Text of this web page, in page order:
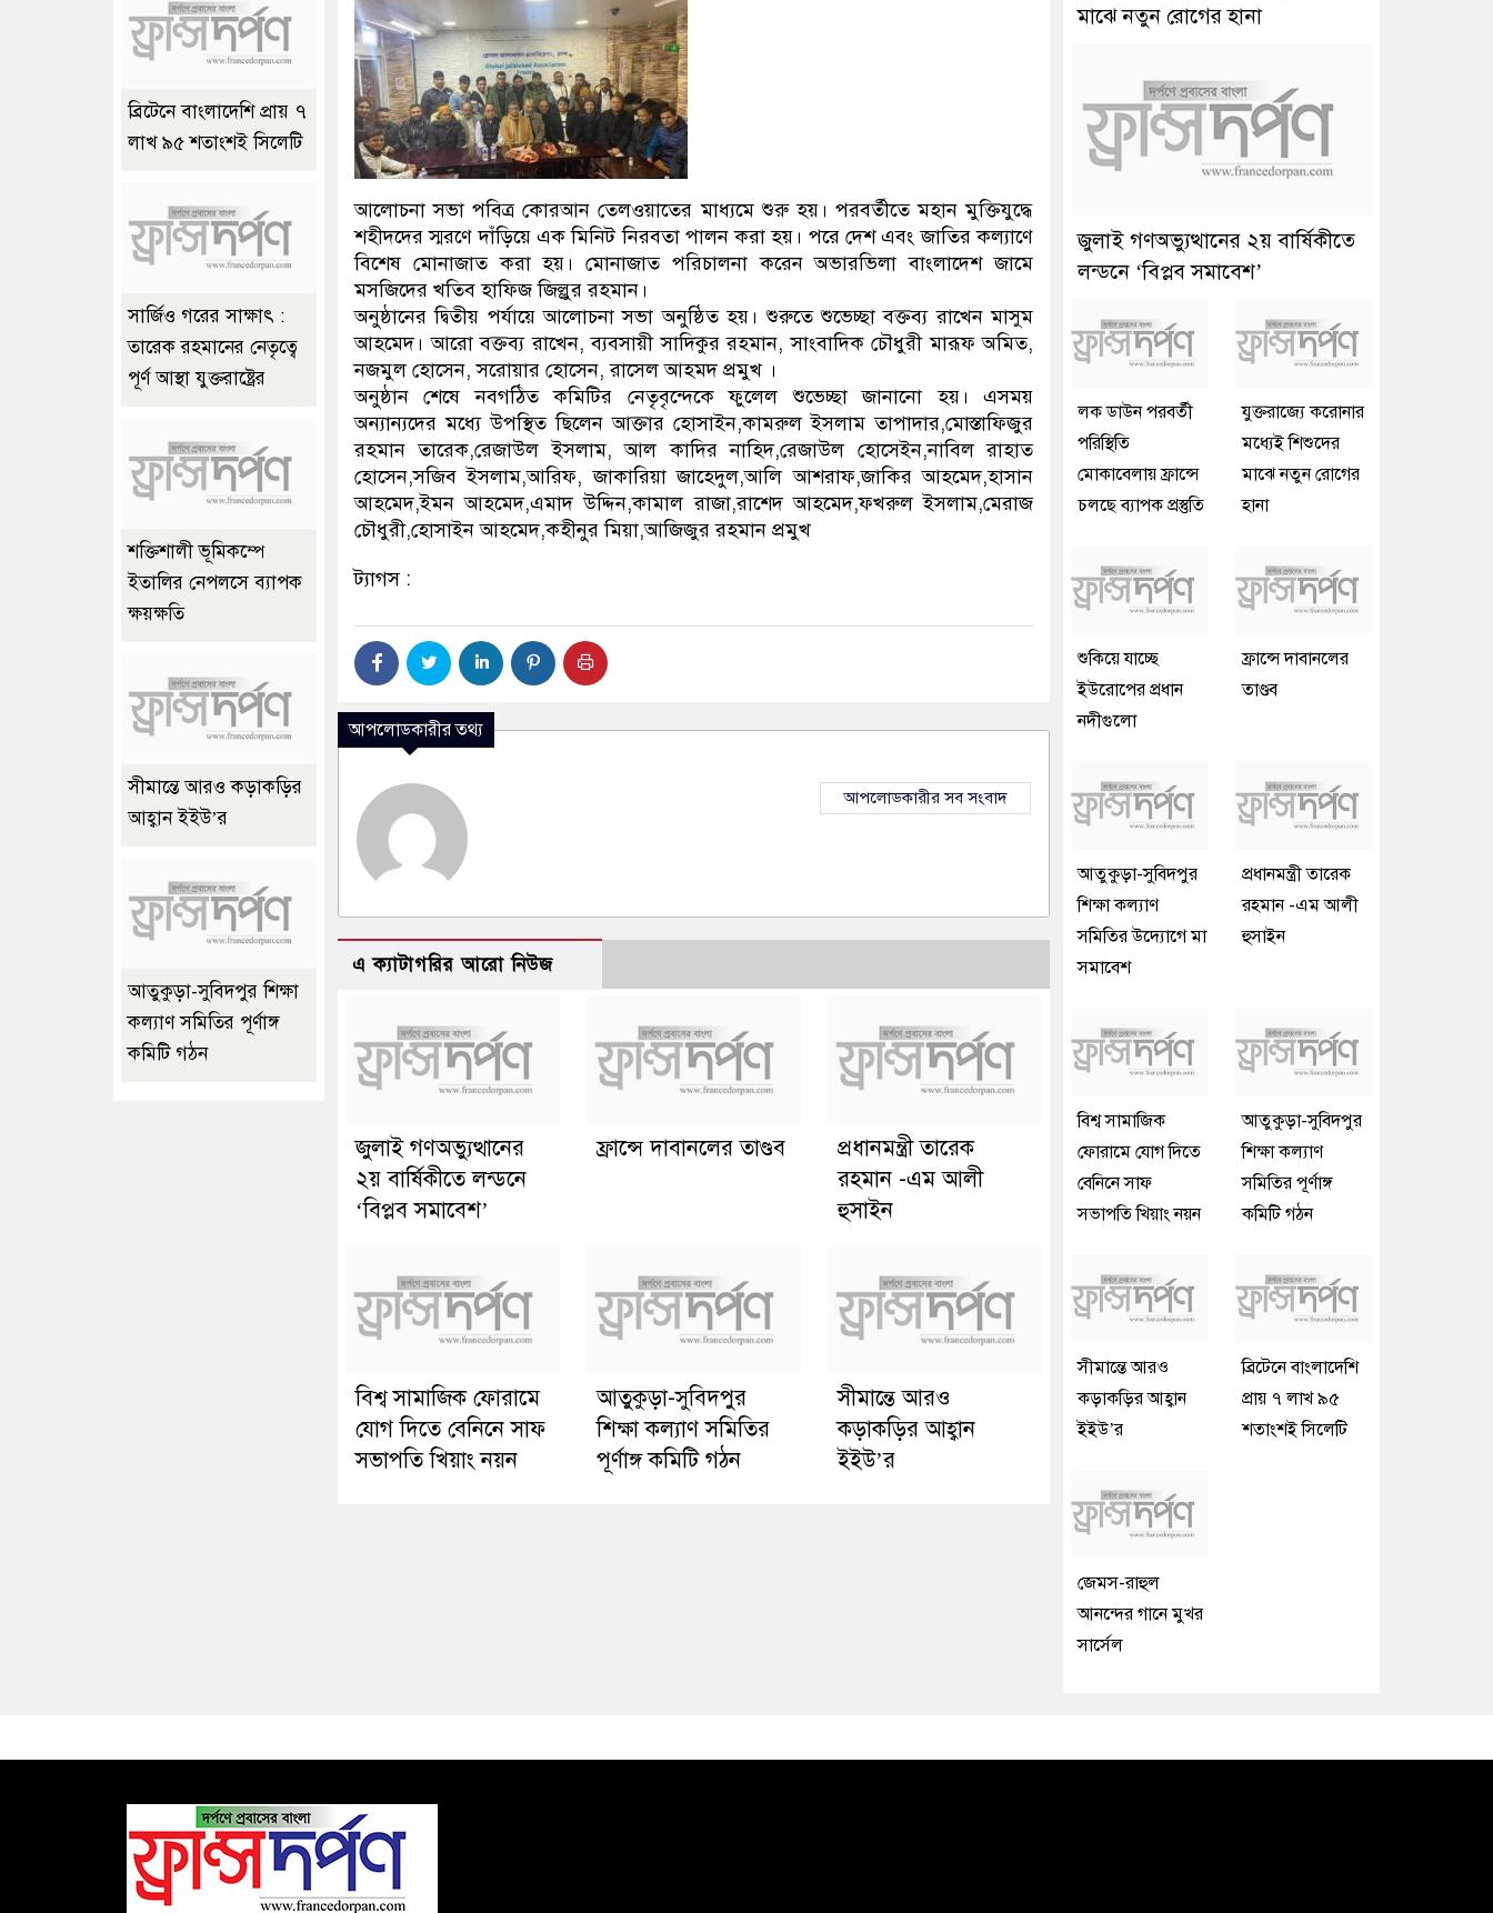
আলোচনা সভা পবিত্র কোরআন তেলওয়াতের মাধ্যমে শুরু হয়। পরবর্তীতে মহান মুক্তিযুদ্ধে
শহীদদের স্মরণে দাঁড়িয়ে এক মিনিট নিরবতা পালন করা হয়। পরে দেশ এবং জাতির কল্যাণে
বিশেষ মোনাজাত করা হয়। মোনাজাত পরিচালনা করেন অভারভিলা বাংলাদেশ জামে
মসজিদের খতিব হাফিজ জিল্লুর রহমান।
অনুষ্ঠানের দ্বিতীয় পর্যায়ে আলোচনা সভা অনুষ্ঠিত হয়। শুরুতে শুভেচ্ছা বক্তব্য রাখেন মাসুম
আহমেদ। আরো বক্তব্য রাখেন, ব্যবসায়ী সাদিকুর রহমান, সাংবাদিক চৌধুরী মারূফ অমিত,
নজমুল হোসেন, সরোয়ার হোসেন, রাসেল আহমদ প্রমুখ ।
অনুষ্ঠান শেষে নবগঠিত কমিটির নেতৃবৃন্দেকে ফুলেল শুভেচ্ছা জানানো হয়। এসময়
অন্যান্যদের মধ্যে উপস্থিত ছিলেন আক্তার হোসাইন,কামরুল ইসলাম তাপাদার,মোস্তাফিজুর
রহমান তারেক,রেজাউল ইসলাম, আল কাদির নাহিদ,রেজাউল হোসেইন,নাবিল রাহাত
হোসেন,সজিব ইসলাম,আরিফ, জাকারিয়া জাহেদুল,আলি আশরাফ,জাকির আহমেদ,হাসান
আহমেদ,ইমন আহমেদ,এমাদ উদ্দিন,কামাল রাজা,রাশেদ আহমেদ,ফখরুল ইসলাম,মেরাজ
চৌধুরী,হোসাইন আহমেদ,কহীনুর মিয়া,আজিজুর রহমান প্রমুখ
ট্যাগস :
আপলোডকারীর তথ্য
আপলোডকারীর সব সংবাদ
এ ক্যাটাগরির আরো নিউজ
জুলাই গণঅভ্যুত্থানের
২য় বার্ষিকীতে লন্ডনে
‘বিপ্লব সমাবেশ’
ফ্রান্সে দাবানলের তাণ্ডব
প্রধানমন্ত্রী তারেক
রহমান -এম আলী
হুসাইন
বিশ্ব সামাজিক ফোরামে
যোগ দিতে বেনিনে সাফ
সভাপতি খিয়াং নয়ন
আতুকুড়া-সুবিদপুর
শিক্ষা কল্যাণ সমিতির
পূর্ণাঙ্গ কমিটি গঠন
সীমান্তে আরও
কড়াকড়ির আহ্বান
ইইউ’র
ব্রিটেনে বাংলাদেশি প্রায় ৭
লাখ ৯৫ শতাংশই সিলেটি
সার্জিও গরের সাক্ষাৎ :
তারেক রহমানের নেতৃত্বে
পূর্ণ আস্থা যুক্তরাষ্ট্রের
শক্তিশালী ভূমিকম্পে
ইতালির নেপলসে ব্যাপক
ক্ষয়ক্ষতি
সীমান্তে আরও কড়াকড়ির
আহ্বান ইইউ’র
আতুকুড়া-সুবিদপুর শিক্ষা
কল্যাণ সমিতির পূর্ণাঙ্গ
কমিটি গঠন
মাঝে নতুন রোগের হানা
জুলাই গণঅভ্যুত্থানের ২য় বার্ষিকীতে
লন্ডনে ‘বিপ্লব সমাবেশ’
লক ডাউন পরবর্তী
পরিস্থিতি
মোকাবেলায় ফ্রান্সে
চলছে ব্যাপক প্রস্তুতি
যুক্তরাজ্যে করোনার
মধ্যেই শিশুদের
মাঝে নতুন রোগের
হানা
শুকিয়ে যাচ্ছে
ইউরোপের প্রধান
নদীগুলো
ফ্রান্সে দাবানলের
তাণ্ডব
আতুকুড়া-সুবিদপুর
শিক্ষা কল্যাণ
সমিতির উদ্যোগে মা
সমাবেশ
প্রধানমন্ত্রী তারেক
রহমান -এম আলী
হুসাইন
বিশ্ব সামাজিক
ফোরামে যোগ দিতে
বেনিনে সাফ
সভাপতি খিয়াং নয়ন
আতুকুড়া-সুবিদপুর
শিক্ষা কল্যাণ
সমিতির পূর্ণাঙ্গ
কমিটি গঠন
সীমান্তে আরও
কড়াকড়ির আহ্বান
ইইউ’র
ব্রিটেনে বাংলাদেশি
প্রায় ৭ লাখ ৯৫
শতাংশই সিলেটি
জেমস-রাহুল
আনন্দের গানে মুখর
সার্সেল